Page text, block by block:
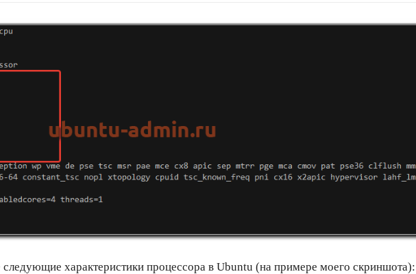
характеристики процессора в Ubuntu (на примере моего скриншота):